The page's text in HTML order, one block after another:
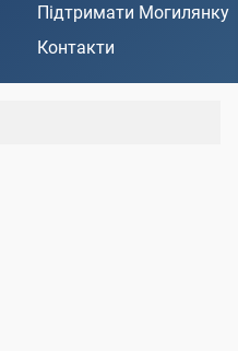
Підтримати Могилянку
Контакти